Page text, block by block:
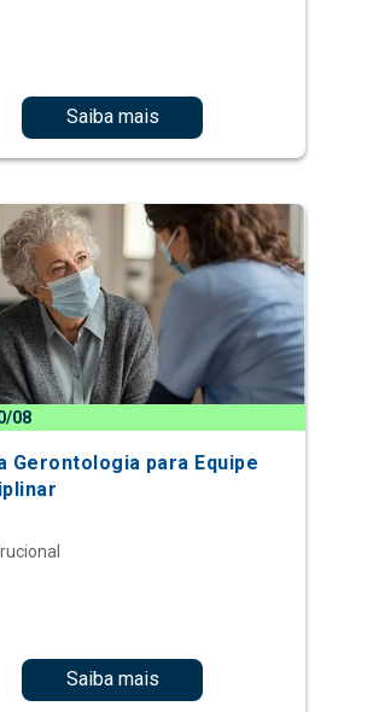
Saiba mais
08
Gerontologia para Equipe
Saiba mais